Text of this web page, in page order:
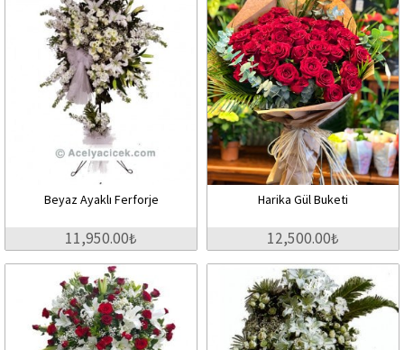
Beyaz Ayaklı Ferforje
11,950.00₺
Harika Gül Buketi
12,500.00₺